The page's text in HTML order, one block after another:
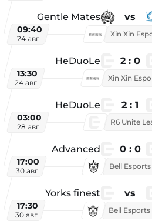
Gentle Mates vs
09:40
24 авг
HeDuoLe 2 : 0
13:30
24 авг
HeDuoLe 2 : 1
03:00
28 авг
Advanced 0 : 0
17:00
30 авг
Yorks finest vs
17:30
30 авг